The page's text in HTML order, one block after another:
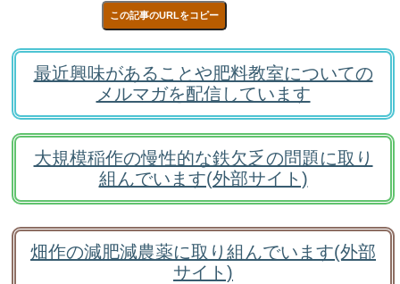
この記事のURLをコピー
最近興味があることや肥料教室についての
メルマガを配信しています
大規模稲作の慢性的な鉄欠乏の問題に取り
組んでいます(外部サイト)
畑作の減肥減農薬に取り組んでいます(外部
サイト)